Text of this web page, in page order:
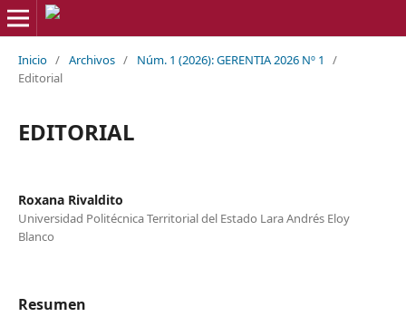
Inicio / Archivos / Núm. 1 (2026): GERENTIA 2026 Nº 1
/
Editorial
EDITORIAL
Roxana Rivaldito
Universidad Politécnica Territorial del Estado Lara Andrés Eloy
Blanco
Resumen